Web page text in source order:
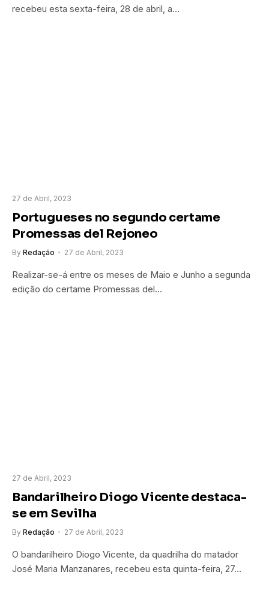
recebeu esta sexta-feira, 28 de abril, a…
27 de Abril, 2023
Portugueses no segundo certame
Promessas del Rejoneo
By Redação 27 de Abril, 2023
Realizar-se-á entre os meses de Maio e Junho a segunda
edição do certame Promessas del…
27 de Abril, 2023
Bandarilheiro Diogo Vicente destaca-
se em Sevilha
By Redação 27 de Abril, 2023
O bandarilheiro Diogo Vicente, da quadrilha do matador
José Maria Manzanares, recebeu esta quinta-feira, 27…